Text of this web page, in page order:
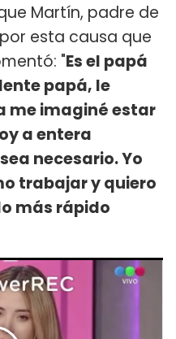
Martín, padre de
esta causa que
"Es el papá
papá, le
me imaginé estar
a entera
necesario. Yo
trabajar y quiero
más rápido